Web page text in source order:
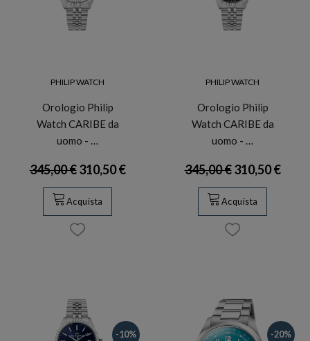
PHILIP WATCH
Orologio Philip
Watch CARIBE da
uomo - …
345,00 €310,50 €
Acquista
PHILIP WATCH
Orologio Philip
Watch CARIBE da
uomo - …
345,00 €310,50 €
Acquista
-10% -20%